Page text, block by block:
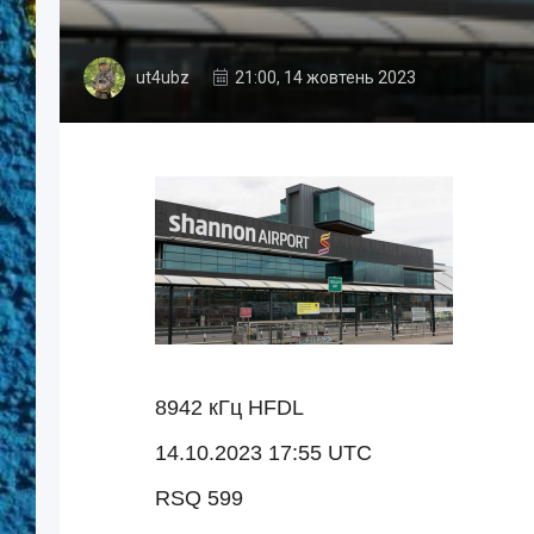
ut4ubz 21:00, 14 жовтень 2023
8942 кГц HFDL
14.10.2023 17:55 UTC
RSQ 599